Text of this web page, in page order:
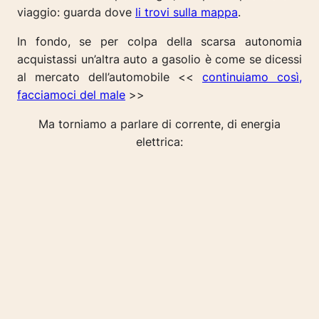
viaggio: guarda dove li trovi sulla mappa.
In fondo, se per colpa della scarsa autonomia
acquistassi un’altra auto a gasolio è come se dicessi
al mercato dell’automobile << continuiamo così,
facciamoci del male >>
Ma torniamo a parlare di corrente, di energia
elettrica: